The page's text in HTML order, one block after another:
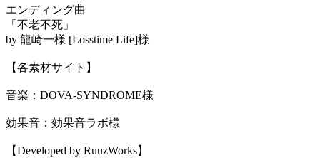
エンディング曲
「不老不死」
by 龍崎一様 [Losstime Life]様
【各素材サイト】
音楽：DOVA-SYNDROME様
効果音：効果音ラボ様
【Developed by RuuzWorks】